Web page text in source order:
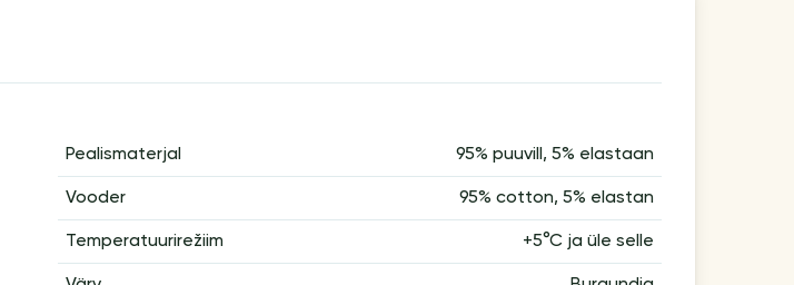
Pealismaterjal 95% puuvill, 5% elastaan
Vooder 95% cotton, 5% elastan
Temperatuurirežiim +5°С ja üle selle